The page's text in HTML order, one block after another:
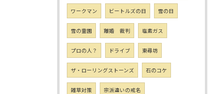
ワークマン ビートルズの日 雪の日
雪の霊園 離婚 裁判 塩素ガス
プロの人？ ドライブ 東尋坊
ザ・ローリングストーンズ 石のコケ
雑草対策 宗派違いの戒名